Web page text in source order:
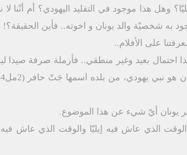
وهل هذا موجود في التقليد اليهودي؟ أم أنّنا لا
به شخصيّة والد يونان و اخوته.. فأين الحقيقة؟!
على الأفلام..
هذا احتمال بعيد وغير منطقي.. فأرملة صرفة
يونان أيّ شيء عن هذا الموضوع.
الذي عاش فيه إيليّا والوقت الذي عاش فيه